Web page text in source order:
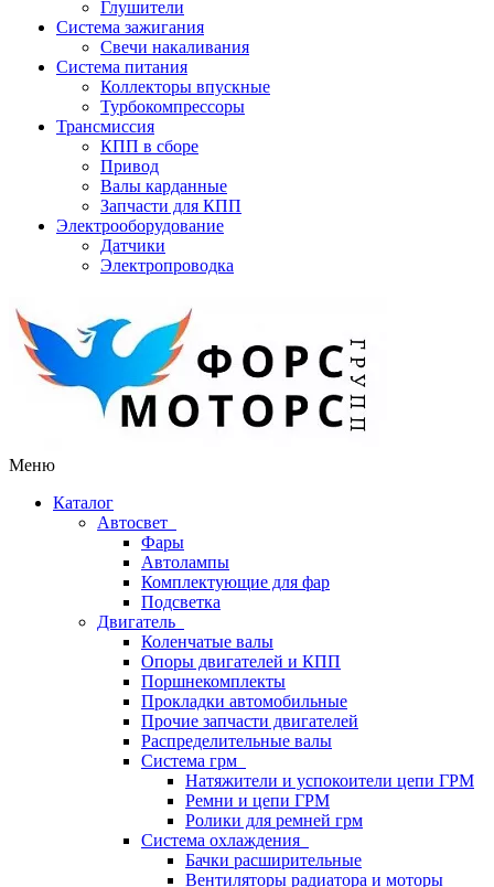
Глушители
Система зажигания
Свечи накаливания
Система питания
Коллекторы впускные
Турбокомпрессоры
Трансмиссия
КПП в сборе
Привод
Валы карданные
Запчасти для КПП
Электрооборудование
Датчики
Электропроводка
Меню
Каталог
Автосвет
Фары
Автолампы
Комплектующие для фар
Подсветка
Двигатель
Коленчатые валы
Опоры двигателей и КПП
Поршнекомплекты
Прокладки автомобильные
Прочие запчасти двигателей
Распределительные валы
Система грм
Натяжители и успокоители цепи ГРМ
Ремни и цепи ГРМ
Ролики для ремней грм
Система охлаждения
Бачки расширительные
Вентиляторы радиатора и моторы